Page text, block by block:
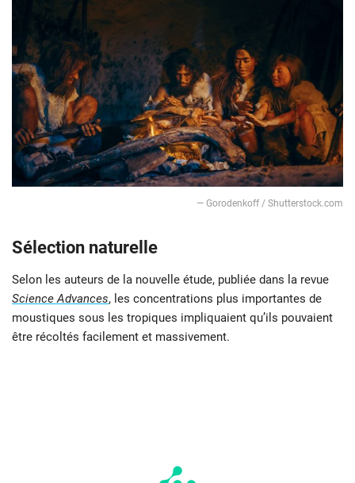
— Gorodenkoff / Shutterstock.com
Sélection naturelle
Selon les auteurs de la nouvelle étude, publiée dans la revue
Science Advances, les concentrations plus importantes de
moustiques sous les tropiques impliquaient qu’ils pouvaient
être récoltés facilement et massivement.